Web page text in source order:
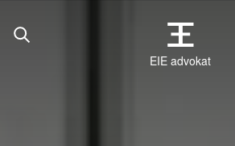
EIE advokat